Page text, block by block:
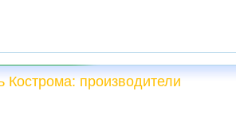
Кострома: производители